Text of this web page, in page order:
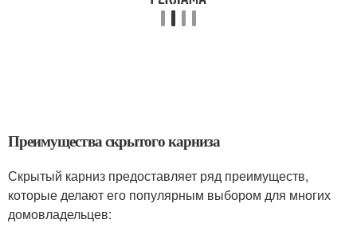
Преимущества скрытого карниза
Скрытый карниз предоставляет ряд преимуществ,
которые делают его популярным выбором для многих
домовладельцев: